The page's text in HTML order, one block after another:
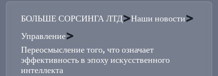
БОЛЬШЕ СОРСИНГА ЛТД>Наши новости>
Управление>
Переосмысление того, что означает
эффективность в эпоху искусственного
интеллекта